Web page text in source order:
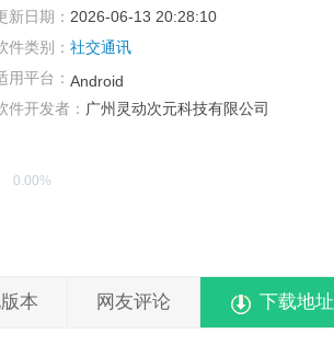
新日期： 2026-06-13 20:28:10
件类别： 社交通讯
用平台： Android
件开发者： 广州灵动次元科技有限公司
0.00%
本 网友评论 下载地址